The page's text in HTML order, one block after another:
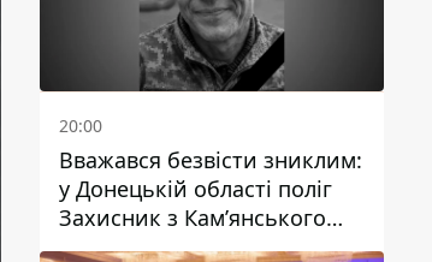
20:00
Вважався безвісти зниклим:
у Донецькій області поліг
Захисник з Кам’янського
Антон Красовський